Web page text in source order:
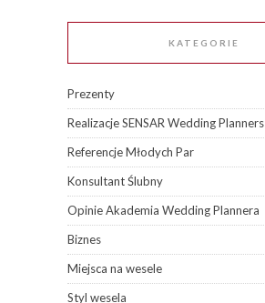
KATEGORIE
Prezenty
Realizacje SENSAR Wedding Planners
Referencje Młodych Par
Konsultant Ślubny
Opinie Akademia Wedding Plannera
Biznes
Miejsca na wesele
Styl wesela